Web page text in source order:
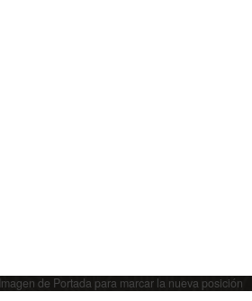
de Portada para marcar la nueva posición